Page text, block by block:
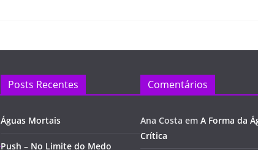
Posts Recentes
Águas Mortais
Push – No Limite do Medo
Comentários
Ana Costa em A Forma da
Crítica